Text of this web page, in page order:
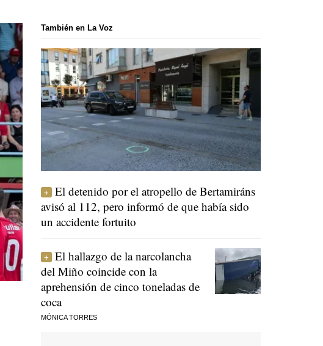
También en La Voz
El detenido por el atropello de Bertamiráns
avisó al 112, pero informó de que había sido
un accidente fortuito
El hallazgo de la narcolancha
del Miño coincide con la
aprehensión de cinco toneladas de
coca
MÓNICA TORRES